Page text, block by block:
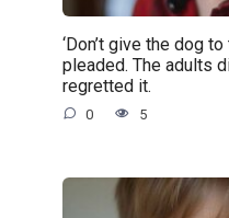
‘Don’t give the dog
pleaded. The adults
regretted it.
0 5